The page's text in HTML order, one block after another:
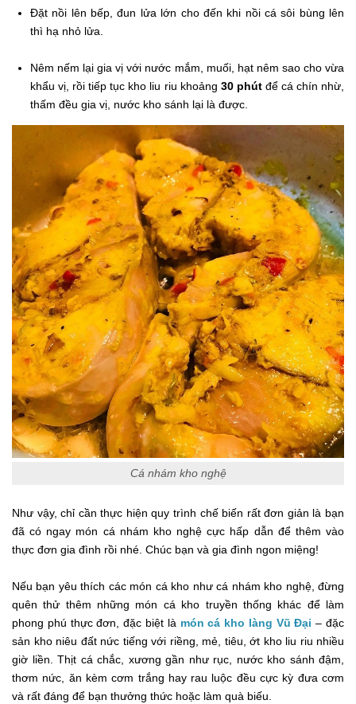
Đặt nồi lên bếp, đun lửa lớn cho đến khi nồi cá sôi bùng lên
thì hạ nhỏ lửa.
Nêm nếm lại gia vị với nước mắm, muối, hạt nêm sao cho vừa
khẩu vị, rồi tiếp tục kho liu riu khoảng 30 phútđể cá chín nhừ,
thấm đều gia vị, nước kho sánh lại là được.
Cá nhám kho nghệ
Như vậy, chỉ cần thực hiện quy trình chế biến rất đơn giản là bạn
đã có ngay món cá nhám kho nghệ cực hấp dẫn để thêm vào
thực đơn gia đình rồi nhé. Chúc bạn và gia đình ngon miệng!
Nếu bạn yêu thích các món cá kho như cá nhám kho nghệ, đừng
quên thử thêm những món cá kho truyền thống khác để làm
phong phú thực đơn, đặc biệt là món cá kho làng Vũ Đại – đặc
sản kho niêu đất nức tiếng với riềng, mẻ, tiêu, ớt kho liu riu nhiều
giờ liền. Thịt cá chắc, xương gần như rục, nước kho sánh đậm,
thơm nức, ăn kèm cơm trắng hay rau luộc đều cực kỳ đưa cơm
và rất đáng để bạn thưởng thức hoặc làm quà biếu.